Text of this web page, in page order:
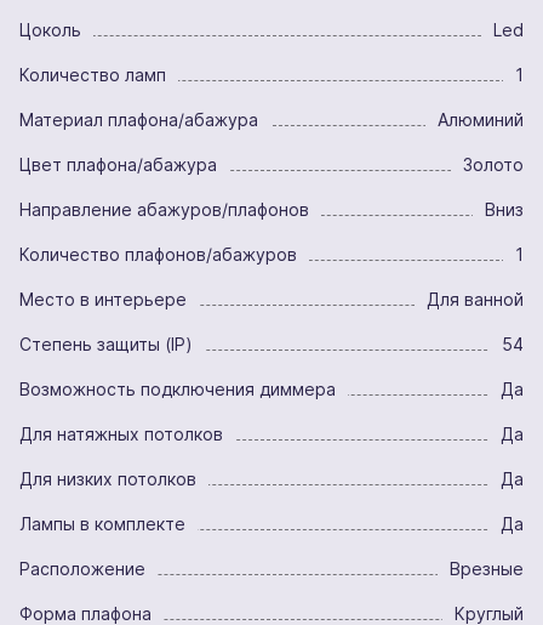
Цоколь Led
Количество ламп 1
Материал плафона/абажура Алюминий
Цвет плафона/абажура Золото
Направление абажуров/плафонов Вниз
Количество плафонов/абажуров 1
Место в интерьере Для ванной
Степень защиты (IP) 54
Возможность подключения диммера Да
Для натяжных потолков Да
Для низких потолков Да
Лампы в комплекте Да
Расположение Врезные
Форма плафона Круглый